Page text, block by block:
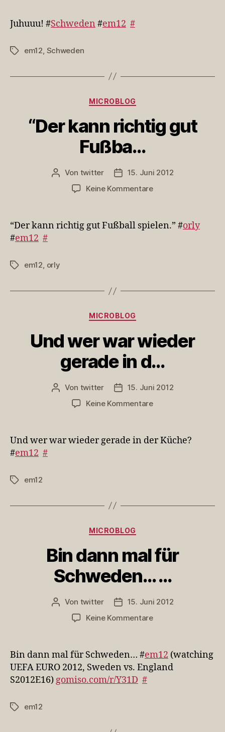
Juhuuu! #Schweden #em12 #
Schlagwörter
em12 Schweden
Kategorien
MICROBLOG
“Der kann richtig gut
Fußba…
Beitragsautor
Von twitter Veröffentlichungsdatum
15. Juni 2012
Keine Kommentarezu
richtig
“Der kann richtig gut Fußball spielen.” #orly
#em12 #
Schlagwörter
em12, orly
Kategorien
MICROBLOG
Und wer war wieder
gerade in d…
Beitragsautor
Von twitter Veröffentlichungsdatum
15. Juni 2012
Keine Kommentarezu
war
Und wer war wieder gerade in der Küche?
#em12 #
Schlagwörter
em12
Kategorien
MICROBLOG
Bin dann mal für
Schweden… …
Beitragsautor
Von twitter Veröffentlichungsdatum
15. Juni 2012
Keine Kommentarezu
mal
für
Schweden…
Bin dann mal für Schweden… #em12 (watching
UEFA EURO 2012, Sweden vs. England
S2012E16)gomiso.com/r/Y31D #
Schlagwörter
em12